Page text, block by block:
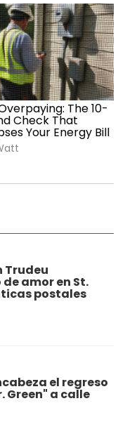
Trudeu
amor en St.
postales
el regreso
Green" a calle